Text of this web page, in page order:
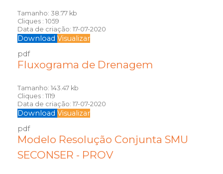
Tamanho: 38.77 kb
Cliques : 1059
Data de criação: 17-07-2020
Download Visualizar
pdf
Fluxograma de Drenagem
Tamanho: 143.47 kb
Cliques : 1119
Data de criação: 17-07-2020
Download Visualizar
pdf
Modelo Resolução Conjunta SMU
SECONSER - PROV